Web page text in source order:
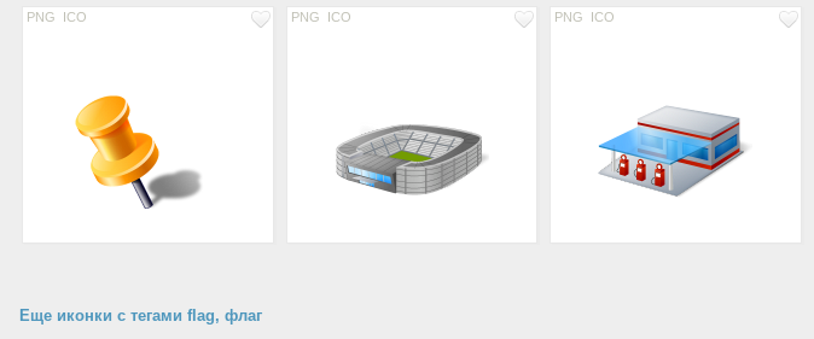
PNG ICO PNG ICO PNG ICO
Еще иконки с тегами flag, флаг